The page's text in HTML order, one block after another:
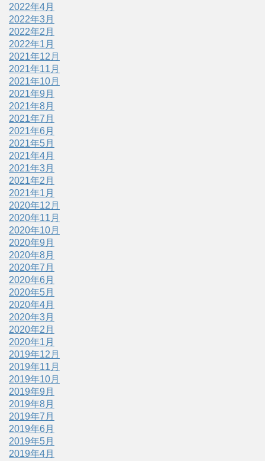
2022年4月
2022年3月
2022年2月
2022年1月
2021年12月
2021年11月
2021年10月
2021年9月
2021年8月
2021年7月
2021年6月
2021年5月
2021年4月
2021年3月
2021年2月
2021年1月
2020年12月
2020年11月
2020年10月
2020年9月
2020年8月
2020年7月
2020年6月
2020年5月
2020年4月
2020年3月
2020年2月
2020年1月
2019年12月
2019年11月
2019年10月
2019年9月
2019年8月
2019年7月
2019年6月
2019年5月
2019年4月